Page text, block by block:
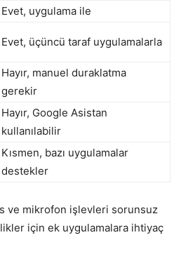
Evet, uygulama ile
Evet, üçüncü taraf uygulamalarla
Hayır, manuel duraklatma
gerekir
Hayır, Google Asistan
kullanılabilir
Kısmen, bazı uygulamalar
destekler
ve mikrofon işlevleri sorunsuz
için ek uygulamalara ihtiyaç